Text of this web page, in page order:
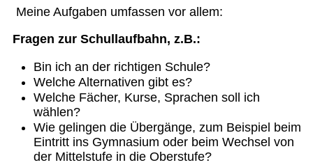
Meine Aufgaben umfassen vor allem:
Fragen zur Schullaufbahn, z.B.:
Bin ich an der richtigen Schule?
Welche Alternativen gibt es?
Welche Fächer, Kurse, Sprachen soll ich
wählen?
Wie gelingen die Übergänge, zum Beispiel beim
Eintritt ins Gymnasium oder beim Wechsel von
der Mittelstufe in die Oberstufe?